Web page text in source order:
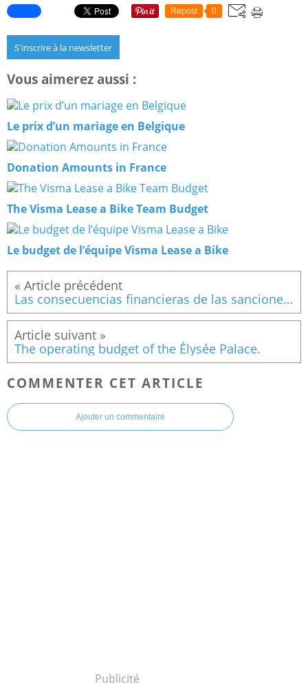
Repost 0
S'inscrire à la newsletter
Vous aimerez aussi :
Le prix d’un mariage en Belgique
Donation Amounts in France
The Visma Lease a Bike Team Budget
Le budget de l’équipe Visma Lease a Bike
Las consecuencias financieras de las sanciones de la FIFA para Congo-Brazzaville.
The operating budget of the Élysée Palace.
COMMENTER CET ARTICLE
Ajouter un commentaire
Publicité